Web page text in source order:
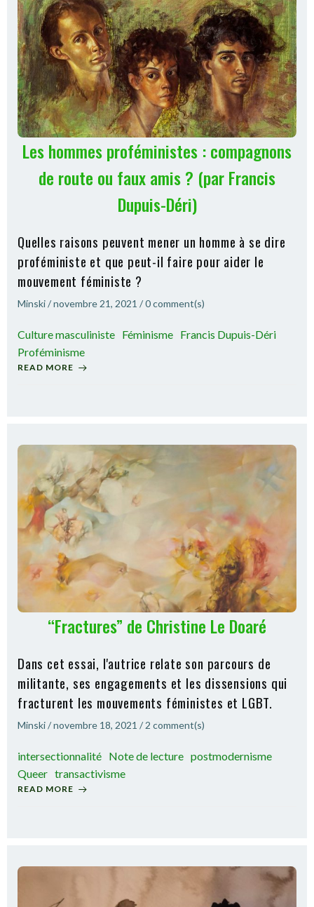
Les hommes proféministes : compagnons
de route ou faux amis ? (par Francis
Dupuis-Déri)
Quelles raisons peuvent mener un homme à se dire
proféministe et que peut-il faire pour aider le
mouvement féministe ?
Minski/novembre 21, 2021 /0comment(s)
Culture masculiniste Féminisme Francis Dupuis-Déri
Proféminisme
READ MORE
“Fractures” de Christine Le Doaré
Dans cet essai, l'autrice relate son parcours de
militante, ses engagements et les dissensions qui
fracturent les mouvements féministes et LGBT.
Minski/novembre 18, 2021 / 2 comment(s)
intersectionnalité Note de lecture postmodernisme
Queer transactivisme
READ MORE